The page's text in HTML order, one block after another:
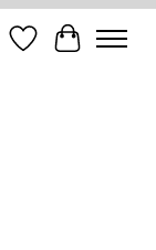
Liste dePanier